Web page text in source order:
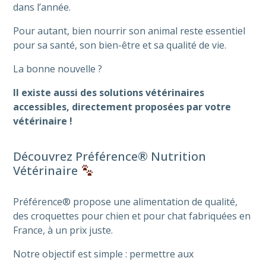
dans l’année.
Pour autant, bien nourrir son animal reste essentiel
pour sa santé, son bien-être et sa qualité de vie.
La bonne nouvelle ?
Il existe aussi des solutions vétérinaires
accessibles, directement proposées par votre
vétérinaire !
Découvrez Préférence® Nutrition
Vétérinaire
Préférence® propose une alimentation de qualité,
des croquettes pour chien et pour chat fabriquées en
France, à un prix juste.
Notre objectif est simple : permettre aux